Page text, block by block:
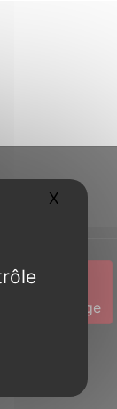
un message
X